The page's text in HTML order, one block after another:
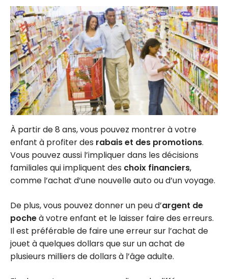
À partir de 8 ans, vous pouvez montrer à votre
enfant à profiter des rabais et des promotions.
Vous pouvez aussi l’impliquer dans les décisions
familiales qui impliquent des choix financiers,
comme l’achat d’une nouvelle auto ou d’un voyage.
De plus, vous pouvez donner un peu d’argent de
pocheà votre enfant et le laisser faire des erreurs.
Il est préférable de faire une erreur sur l’achat de
jouet à quelques dollars que sur un achat de
plusieurs milliers de dollars à l’âge adulte.